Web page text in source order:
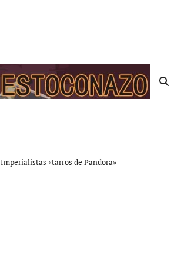
Imperialistas «tarros de Pandora»